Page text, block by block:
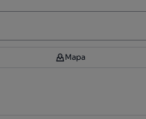
Filtros
Mapa